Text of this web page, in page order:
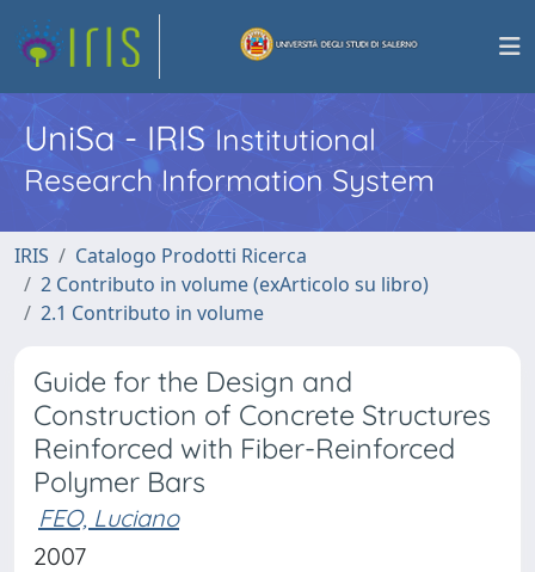
UniSa - IRISInstitutional
Research Information System
IRIS
Catalogo Prodotti Ricerca
2 Contributo in volume (exArticolo su libro)
2.1 Contributo in volume
Guide for the Design and
Construction of Concrete Structures
Reinforced with Fiber-Reinforced
Polymer Bars
FEO, Luciano
2007